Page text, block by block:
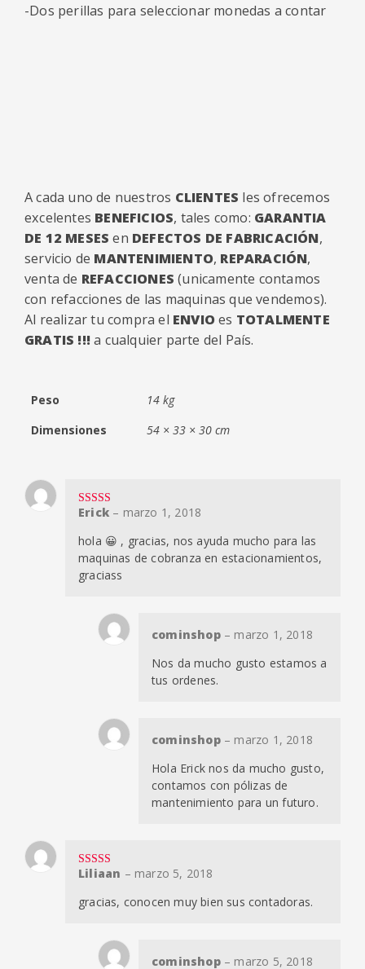
-Dos perillas para seleccionar monedas a contar
A cada uno de nuestros CLIENTES les ofrecemos
excelentes BENEFICIOS, tales como: GARANTIA
DE 12 MESES en DEFECTOS DE FABRICACIÓN,
servicio de MANTENIMIENTO, REPARACIÓN,
venta de REFACCIONES (unicamente contamos
con refacciones de las maquinas que vendemos).
Al realizar tu compra el ENVIO es TOTALMENTE
GRATIS !!!a cualquier parte del País.
Peso
14 kg
Dimensiones
54 × 33 × 30 cm
Valorado en
Erick – marzo 1, 2018
hola 😀 , gracias, nos ayuda mucho para las
maquinas de cobranza en estacionamientos,
graciass
cominshop – marzo 1, 2018
Nos da mucho gusto estamos a
tus ordenes.
cominshop – marzo 1, 2018
Hola Erick nos da mucho gusto,
contamos con pólizas de
mantenimiento para un futuro.
Valorado en
Liliaan – marzo 5, 2018
gracias, conocen muy bien sus contadoras.
cominshop – marzo 5, 2018